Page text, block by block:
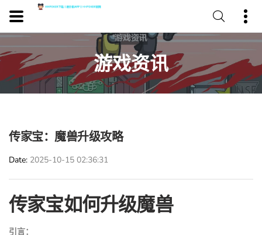
游戏资讯
传家宝：魔兽升级攻略
Date 2025-10-15 02:36:31
传家宝如何升级魔兽
引言：